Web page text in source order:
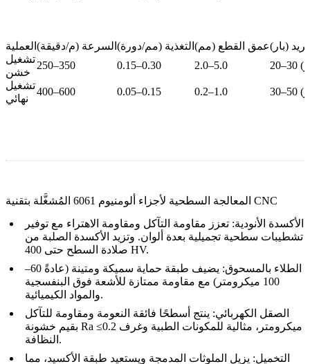
العملية السرعة (م/دقيقة) التغذية (مم/دورة) عمق القطع (مم)(بار)
تشغيل
خشن
250–350 0.15–0.30
2.0–5.0
تشغيل
نهائي
400–600 0.05–0.15 0.2–1.0
المعالجة السطحية لأجزاء ألومنيوم 6061 المُشغَّلة بتقنية CNC
الأكسدة الأنودية: تعزز مقاومة التآكل ومقاومة الاهتراء مع توفير
تشطيبات سطحية تجميلية بعدة ألوان. وتزيد الأكسدة الصلبة من
صلادة السطح حتى 400 HV.
الطلاء بالمسحوق:
يضيف طبقة حماية سميكة ومتينة (عادةً 60–
100 ميكرومتر) مع مقاومة ممتازة للأشعة فوق البنفسجية
والمواد الكيميائية.
الصقل الكهربائي: ينتج أسطحًا فائقة النعومة ومقاومة للتآكل
بقيم خشونة Ra ≤0.2 ميكرومتر، مثالية للمكونات الطبية وغرف
النظافة.
التخميل: يزيل الملوثات المدمجة ويستعيد طبقة الأكسيد، مما